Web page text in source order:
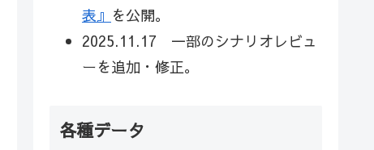
表』 を公開。
2025.11.17 一部のシナリオレビュ
ーを追加・修正。
各種データ